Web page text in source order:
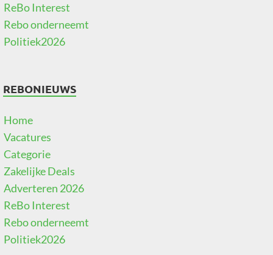
ReBo Interest
Rebo onderneemt
Politiek2026
REBONIEUWS
Home
Vacatures
Categorie
Zakelijke Deals
Adverteren 2026
ReBo Interest
Rebo onderneemt
Politiek2026